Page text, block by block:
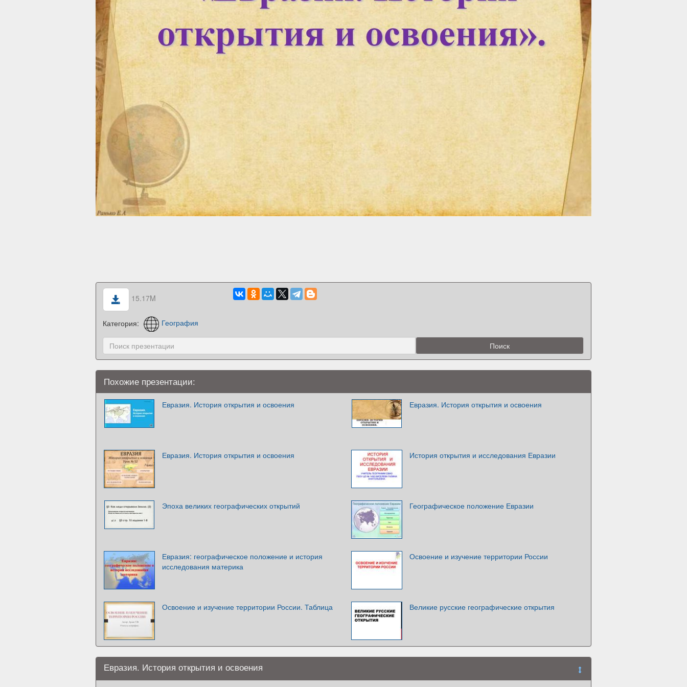
15.17M
Категория: География
Похожие презентации:
Евразия. История открытия и освоения Евразия. История открытия и освоения
Евразия. История открытия и освоения История открытия и исследования Евразии
Эпоха великих географических открытий Географическое положение Евразии
Евразия: географическое положение и история
исследования материка
Освоение и изучение территории России
Освоение и изучение территории России. Таблица Великие русские географические открытия
Евразия. История открытия и освоения